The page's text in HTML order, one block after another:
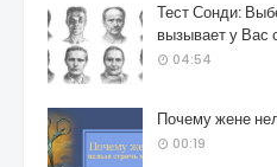
Тест Сонди:
вызывает у Вас
04:54
Почему жене
00:19